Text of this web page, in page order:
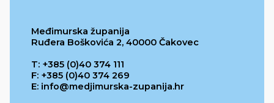
Međimurska županija
Ruđera Boškovića 2, 40000 Čakovec
T: +385 (0)40 374 111
F: +385 (0)40 374 269
E: info@medjimurska-zupanija.hr